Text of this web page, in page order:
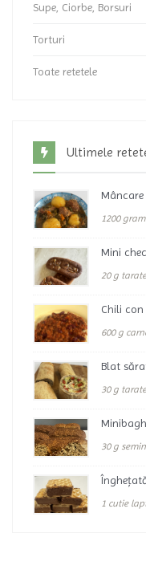
Supe, Ciorbe, Borsuri
Torturi
Toate retetele
Ultimele
1200
Mini
20 g
Chili
600 g
Blat
30 g
30 g
1 cutie